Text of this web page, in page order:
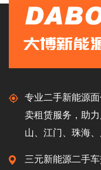
专业二手新能源
卖租赁服务，助
山、江门、珠海
三元新能源二手